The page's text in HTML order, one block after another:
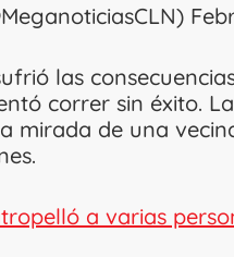
las
correr sin éxito.
mirada de una
a varias